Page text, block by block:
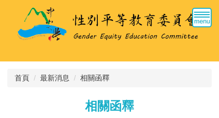
容
首頁 最新消息 相關函釋
相關函釋